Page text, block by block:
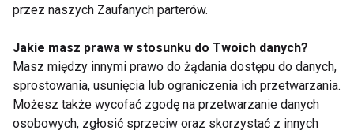
Agnieszka Urbaniak -
Mistrzyni Świata
Kulturystki Kobiet
Heather (Policky)
Amburst
przez naszych Zaufanych parterów.
Jakie masz prawa w stosunku do Twoich danych?
Masz między innymi prawo do żądania dostępu do danych,
sprostowania, usunięcia lub ograniczenia ich przetwarzania.
Możesz także wycofać zgodę na przetwarzanie danych
osobowych, zgłosić sprzeciw oraz skorzystać z innych